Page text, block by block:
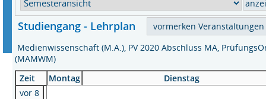
Studiengang - Lehrplan
Medienwissenschaft (M.A.), PV 2020 Abschluss MA,
(MAMWM)
Zeit
Montag
Dienstag
vor 8